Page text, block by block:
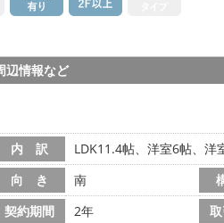
辺情報など
内 訳
LDK11.4帖、洋室6帖、洋
向 き 南
契約期間 2年